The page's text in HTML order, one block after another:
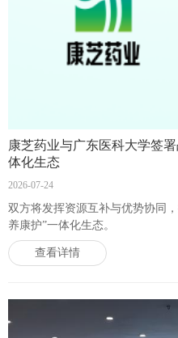
康芝药业与广东医科大学签
体化生态
2026-07-24
双方将发挥资源互补与优势协同
养康护”一体化生态。
查看详情